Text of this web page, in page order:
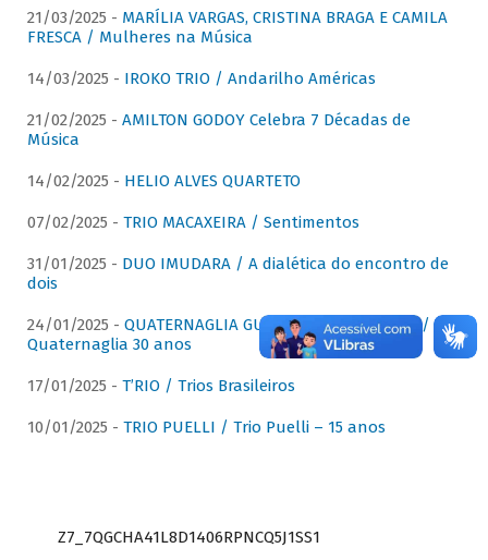
21/03/2025 - MARÍLIA VARGAS, CRISTINA BRAGA E CAMILA
FRESCA / Mulheres na Música
14/03/2025 - IROKO TRIO / Andarilho Américas
21/02/2025 - AMILTON GODOY Celebra 7 Décadas de
Música
14/02/2025 - HELIO ALVES QUARTETO
07/02/2025 - TRIO MACAXEIRA / Sentimentos
31/01/2025 - DUO IMUDARA / A dialética do encontro de
dois
24/01/2025 - QUATERNAGLIA GUITAR QUARTET (QGQ) /
Quaternaglia 30 anos
17/01/2025 - T’RIO / Trios Brasileiros
10/01/2025 - TRIO PUELLI / Trio Puelli – 15 anos
Z7_7QGCHA41L8D1406RPNCQ5J1SS1